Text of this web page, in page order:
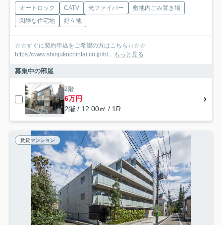
オートロック CATV 光ファイバー
敷地内ごみ置き場
閑静な住宅地
好立地
☆☆すぐに契約申込をご希望の方はこちら↓↓☆☆
https://www.shinjukuchintai.co.jp/bl... もっと見る
募集中の部屋
2階
6万円
2階 / 12.00㎡ / 1R
賃貸マンション